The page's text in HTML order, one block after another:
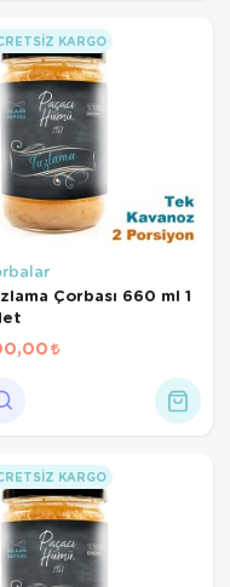
KARGO
Çorbası 660 ml 1
KARGO